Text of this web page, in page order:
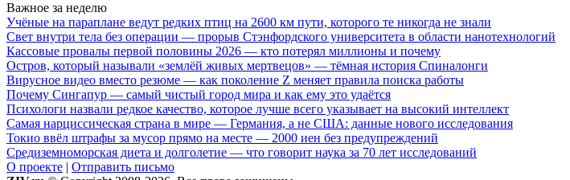
Важное за неделю
Учёные на параплане ведут редких птиц на 2600 км пути, которого те никогда не знали
Свет внутри тела без операции — прорыв Стэнфордского университета в области нанотехнологий
Кассовые провалы первой половины 2026 — кто потерял миллионы и почему
Остров, который называли «землёй живых мертвецов» — тёмная история Спиналонги
Вирусное видео вместо резюме — как поколение Z меняет правила поиска работы
Почему Сингапур — самый чистый город мира и как ему это удаётся
Психологи назвали редкое качество, которое лучше всего указывает на высокий интеллект
Самая нарциссическая страна в мире — Германия, а не США: данные нового исследования
Токио ввёл штрафы за мусор прямо на месте — 2000 иен без предупреждений
Средиземноморская диета и долголетие — что говорит наука за 70 лет исследований
О проекте | Отправить письмо